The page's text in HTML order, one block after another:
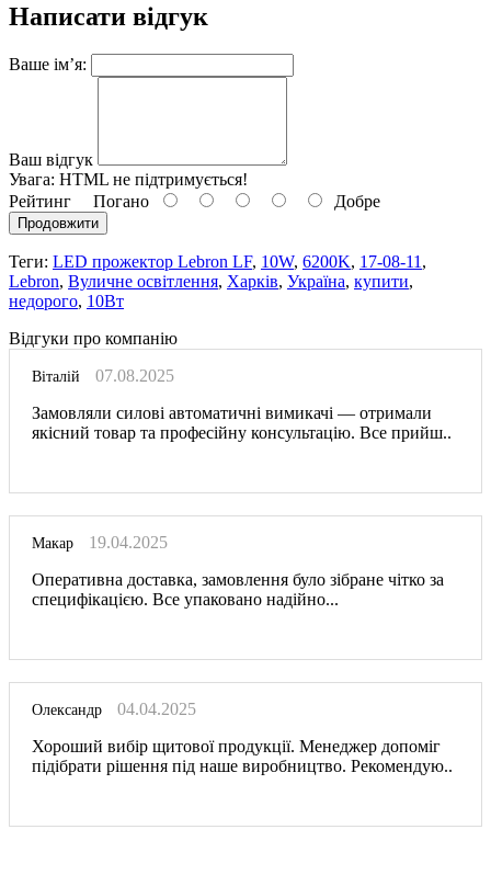
Написати відгук
Ваше ім’я:
Ваш відгук
Увага: HTML не підтримується!
Рейтинг Погано Добре
Продовжити
Теги: LED прожектор Lebron LF, 10W, 6200K, 17-08-11 ,
Lebron, Вуличне освітлення, Харків, Україна, купити,
недорого, 10Вт
Відгуки про компанію
Віталій
07.08.2025
Замовляли силові автоматичні вимикачі — отримали
якісний товар та професійну консультацію. Все прийш..
Макар
19.04.2025
Оперативна доставка, замовлення було зібране чітко за
специфікацією. Все упаковано надійно...
Олександр
04.04.2025
Хороший вибір щитової продукції. Менеджер допоміг
підібрати рішення під наше виробництво. Рекомендую..